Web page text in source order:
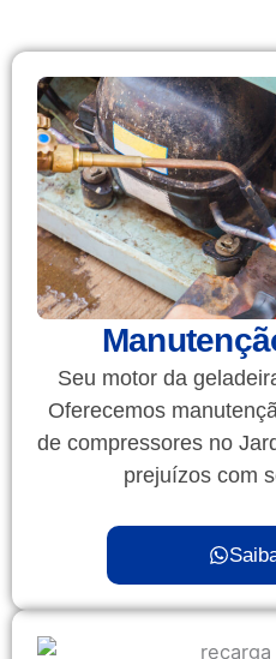
Seu motor da
Oferecemos
de compressores no
prejuízos com